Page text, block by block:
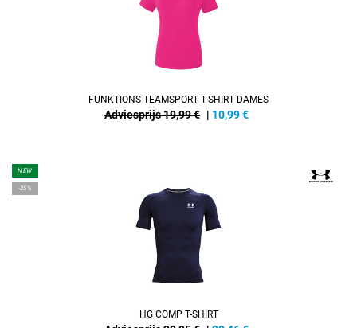
FUNKTIONS TEAMSPORT T-SHIRT DAMES
Adviesprijs 19,99 € | 10,99€
NEW
-25%
HG COMP T-SHIRT